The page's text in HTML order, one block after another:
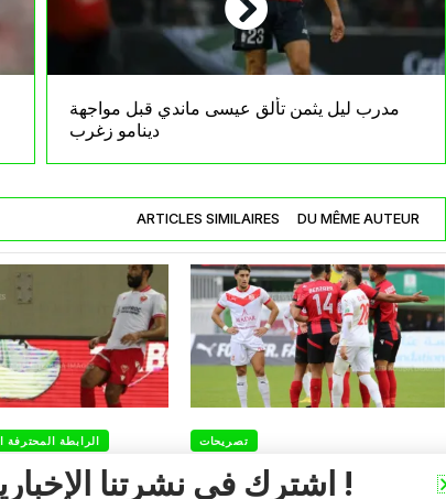
مدرب ليل يثمن تألق عيسى ماندي قبل مواجهة
دينامو زغرب
ARTICLES SIMILAIRES DU MÊME AUTEUR
الرابطة المحترفة
مولودية
تصريحات
كأس الجمهورية إتحاد العاصمة
اشترك في نشرتنا الإخبارية !